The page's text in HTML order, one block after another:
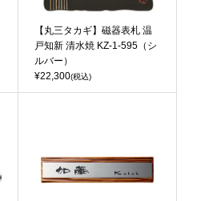
【丸三タカギ】磁器表札 温
戸知新 清水焼 KZ-1-595（シ
ルバー）
¥22,300(税込)